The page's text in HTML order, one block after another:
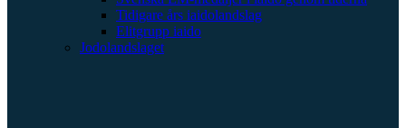
Tidigare års iaidolandslag
Elitgrupp iaido
Jodolandslaget